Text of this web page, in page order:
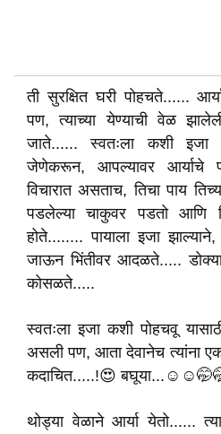
ती सुरक्षित घरी पोहचते......
पण, त्याच्या येण्याची वेळ
जाते...... स्वतःला कशी इजा
जेणेकरून, आपल्यावर आर्याचे
विचारात असताच, तिचा पाय
पडलेल्या चाकुवर पडतो आणि
होते........ पायाला इजा
जाऊन भिंतीवर आदळते.....
कोसळते.....
स्वतःला इजा कशी पोहचवू
असली पण, आता देवानेच त्यांना
कदाचित.....!😍
थोड्या वेळाने आर्या येतो......